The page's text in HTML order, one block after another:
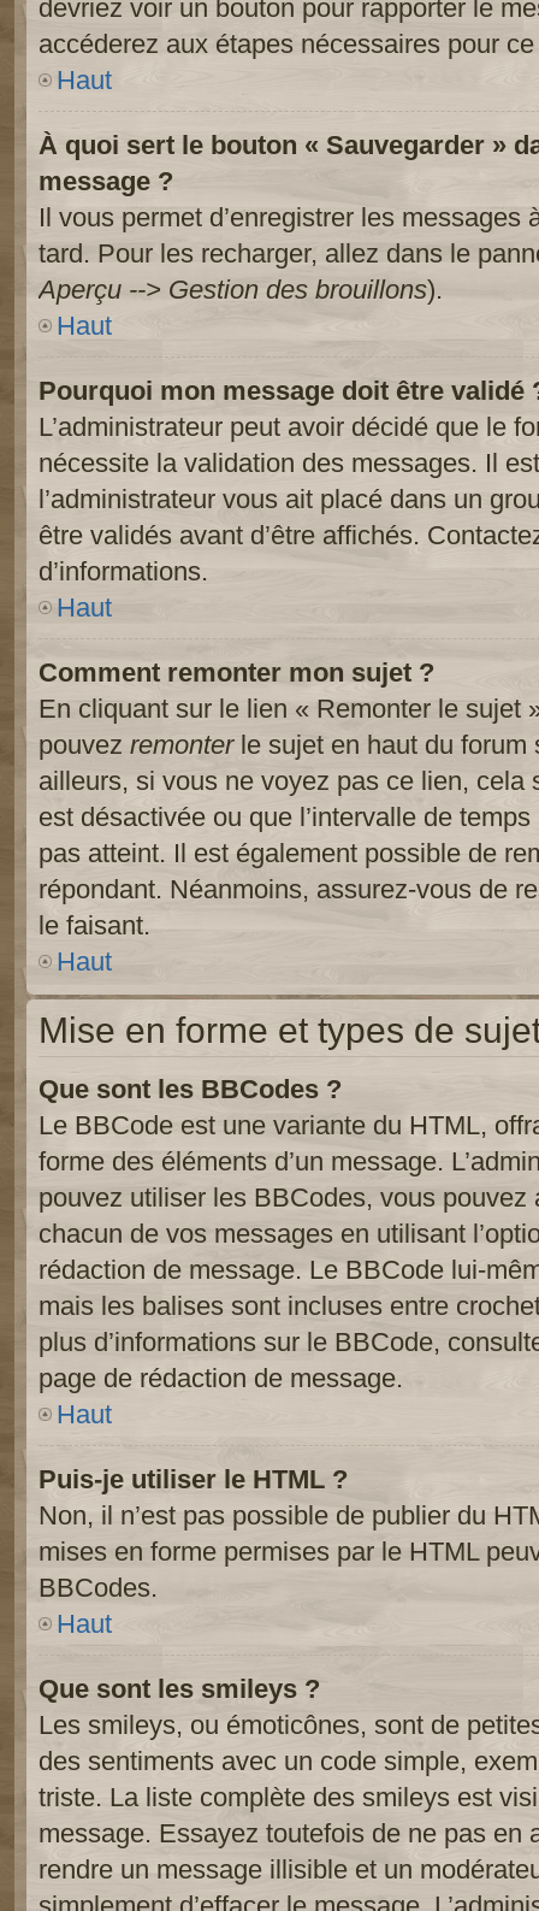
devriez voir un bouton pour rapporter le
accéderez aux étapes nécessaires pour
Haut
À quoi sert le bouton « Sauvegarder »
message ?
Il vous permet d’enregistrer les messages
tard. Pour les recharger, allez dans le
Aperçu --> Gestion des brouillons).
Haut
Pourquoi mon message doit être validé
L’administrateur peut avoir décidé que le
nécessite la validation des messages. Il
l’administrateur vous ait placé dans un
être validés avant d’être affichés.
d’informations.
Haut
Comment remonter mon sujet ?
En cliquant sur le lien « Remonter le sujet
pouvez remonterle sujet en haut du forum
ailleurs, si vous ne voyez pas ce lien, cela
est désactivée ou que l’intervalle de
pas atteint. Il est également possible de
répondant. Néanmoins, assurez-vous de
le faisant.
Haut
Mise en forme et types de
Que sont les BBCodes ?
Le BBCode est une variante du HTML,
forme des éléments d’un message.
pouvez utiliser les BBCodes, vous
chacun de vos messages en utilisant
rédaction de message. Le BBCode lui-
mais les balises sont incluses entre
plus d’informations sur le BBCode,
page de rédaction de message.
Haut
Puis-je utiliser le HTML ?
Non, il n’est pas possible de publier du
mises en forme permises par le HTML
BBCodes.
Haut
Que sont les smileys ?
Les smileys, ou émoticônes, sont de
des sentiments avec un code simple,
triste. La liste complète des smileys est
message. Essayez toutefois de ne pas en
rendre un message illisible et un